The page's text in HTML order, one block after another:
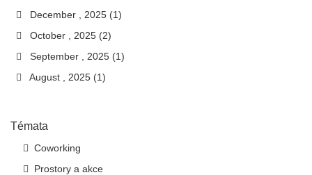
December , 2025 (1)
October , 2025 (2)
September , 2025 (1)
August , 2025 (1)
Témata
Coworking
Prostory a akce